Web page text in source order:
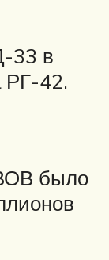
33 в
РГ-42.
было